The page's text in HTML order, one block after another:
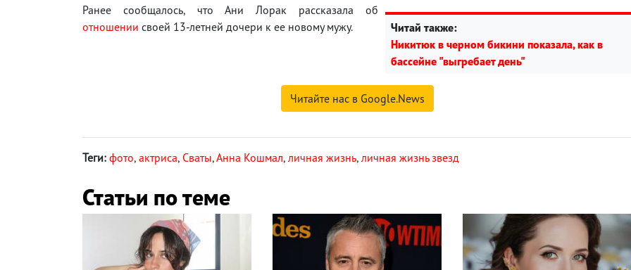
Читай также:
Никитюк в черном бикини показала, как в
бассейне "выгребает день"
Ранее сообщалось, что Ани Лорак рассказала об
отношении своей 13-летней дочери к ее новому мужу.
Читайте нас в Google.News
Теги: фото, актриса, Сваты,Анна Кошмал, личная жизнь, личная жизнь звезд
Статьи по теме